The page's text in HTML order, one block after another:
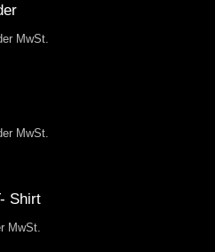
MwSt.
MwSt.
Shirt
MwSt.